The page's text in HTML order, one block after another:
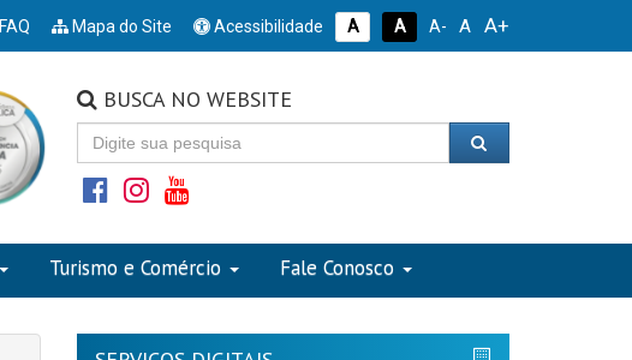
FAQ Mapa do Site Acessibilidade A A A- A A+
BUSCA NO WEBSITE
Turismo e Comércio Fale Conosco